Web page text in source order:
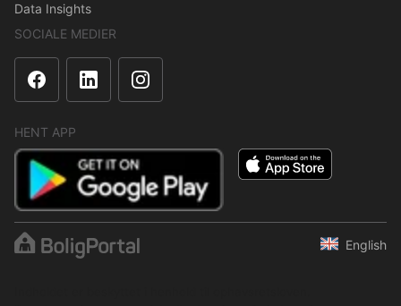
Data Insights
SOCIALE MEDIER
HENT APP
English